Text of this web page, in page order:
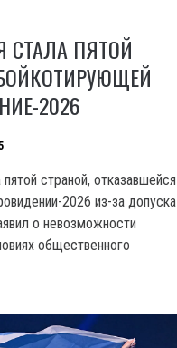
СТАЛА ПЯТОЙ
2026
страной, отказавшейся
2026 из-за допуска
о невозможности
общественного